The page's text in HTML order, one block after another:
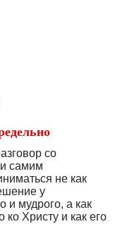
со
самим
не как
у
и мудрого, а как
Христу и как его